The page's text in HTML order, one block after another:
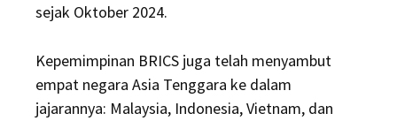
sejak Oktober 2024.
Kepemimpinan BRICS juga telah menyambut
empat negara Asia Tenggara ke dalam
jajarannya: Malaysia, Indonesia, Vietnam, dan